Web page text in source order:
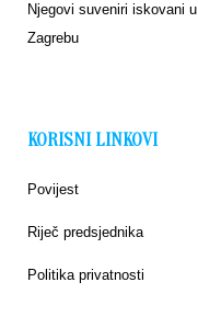
Njegovi suveniri iskovani
Zagrebu
KORISNI LINKOVI
Povijest
Riječ predsjednika
Politika privatnosti